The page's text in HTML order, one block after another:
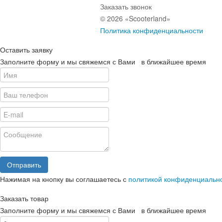
Заказать звонок
© 2026 «Scooterland»
Политика конфиденциальности
Оставить заявку
Заполните форму и мы свяжемся с Вами в ближайшее время
Отправить
Нажимая на кнопку вы соглашаетесь с политикой
Заказать товар
Заполните форму и мы свяжемся с Вами в ближайшее время